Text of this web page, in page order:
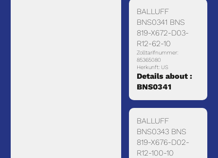
BALLUFF
BNS0341 BNS
819-X672-D03-
R12-62-10
Zolltarifnummer:
85365080
Herkunft: US
Details about :
BNS0341
BALLUFF
BNS0343 BNS
819-X676-D02-
R12-100-10